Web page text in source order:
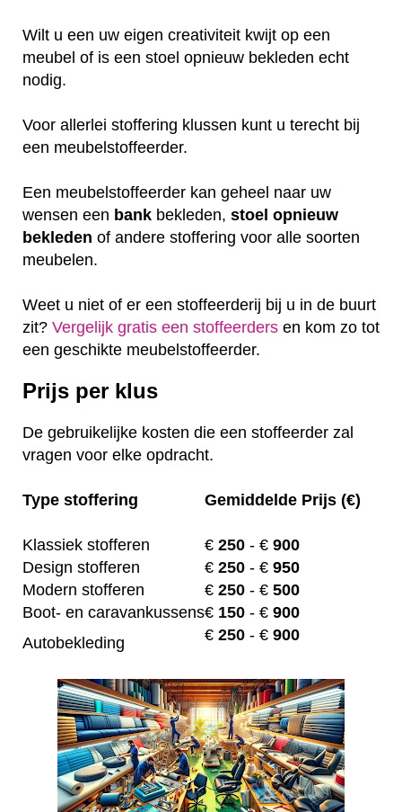
Wilt u een uw eigen creativiteit kwijt op een
meubel of is een stoel opnieuw bekleden echt
nodig.
Voor allerlei stoffering klussen kunt u terecht bij
een meubelstoffeerder.
Een meubelstoffeerder kan geheel naar uw
wensen een bank bekleden, stoel opnieuw
bekleden of andere stoffering voor alle soorten
meubelen.
Weet u niet of er een stoffeerderij bij u in de buurt
zit? Vergelijk gratis een stoffeerders en kom zo tot
een geschikte meubelstoffeerder.
Prijs per klus
De gebruikelijke kosten die een stoffeerder zal
vragen voor elke opdracht.
Type stoffering Gemiddelde Prijs (€)
Klassiek stofferen € 250 - € 900
Design stofferen
€ 250 - € 950
Modern stofferen
€ 250 - € 500
Boot- en caravankussens€ 150 - € 900
Autobekleding
€ 250 - € 900